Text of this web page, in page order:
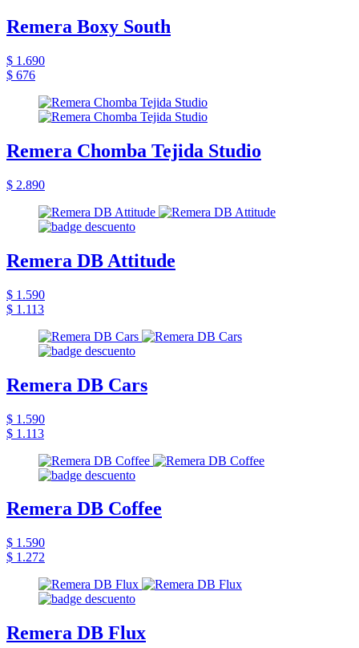
Remera Boxy South
$ 1.690
$ 676
Remera Chomba Tejida Studio
$ 2.890
Remera DB Attitude
$ 1.590
$ 1.113
Remera DB Cars
$ 1.590
$ 1.113
Remera DB Coffee
$ 1.590
$ 1.272
Remera DB Flux